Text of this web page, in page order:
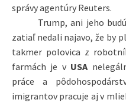
správy agentúry Reuters.
Trump, ani jeho
zatiaľ nedali najavo, že by
takmer polovica z
farmách je v USA
práce a
imigrantov pracuje aj v